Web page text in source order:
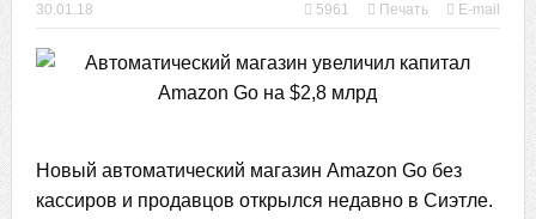
30.01.18 5961 Печать E-mail
Новый автоматический магазин Amazon Go без
кассиров и продавцов открылся недавно в Сиэтле.